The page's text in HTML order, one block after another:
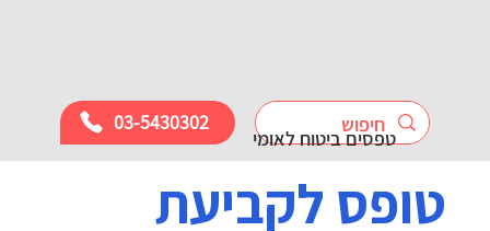
03-5430302
טופס לקביעת
טפסים ביטוח לאומי